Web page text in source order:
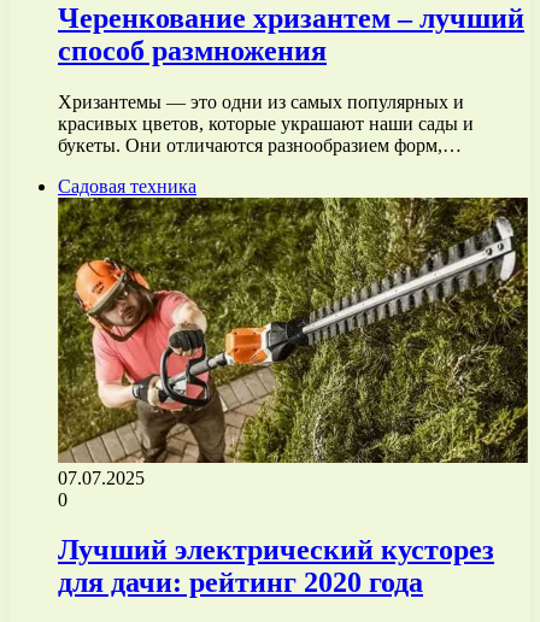
Черенкование хризантем – лучший
способ размножения
Хризантемы — это одни из самых популярных и
красивых цветов, которые украшают наши сады и
букеты. Они отличаются разнообразием форм,…
Садовая техника
07.07.2025
0
Лучший электрический кусторез
для дачи: рейтинг 2020 года